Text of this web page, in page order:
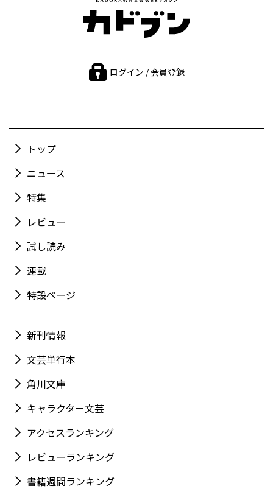
ログイン / 会員登録
トップ
ニュース
特集
レビュー
試し読み
連載
特設ページ
新刊情報
文芸単行本
角川文庫
キャラクター文芸
アクセスランキング
レビューランキング
書籍週間ランキング